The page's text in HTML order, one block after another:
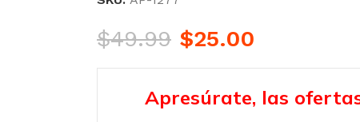
$49.99 $25.00
Apresúrate, las